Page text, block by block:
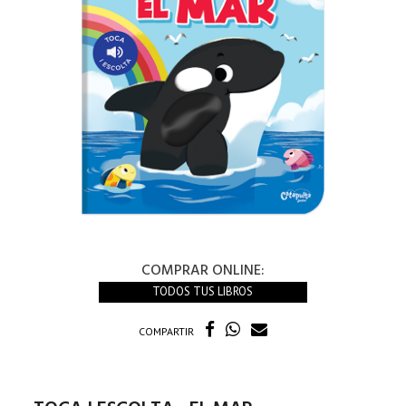
COMPRAR ONLINE:
TODOS TUS LIBROS
COMPARTIR